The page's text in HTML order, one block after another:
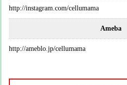
http://instagram.com/cellumama
Ameba
http://ameblo.jp/cellumama